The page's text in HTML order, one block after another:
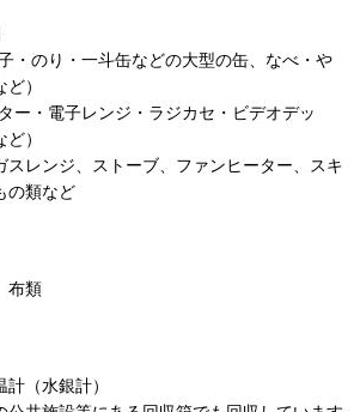
・のり・一斗缶などの大型の缶、なべ・や
）
ー・電子レンジ・ラジカセ・ビデオデッ
）
スレンジ、ストーブ、ファンヒーター、スキ
の類など
布類
（水銀計）